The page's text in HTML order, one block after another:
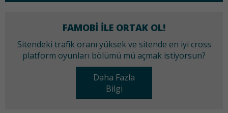
FAMOBI ILE ORTAK OL!
Sitendeki trafik oranı yüksek ve sitende en iyi cross
platform oyunları bölümü mü açmak istiyorsun?
Daha Fazla
Bilgi